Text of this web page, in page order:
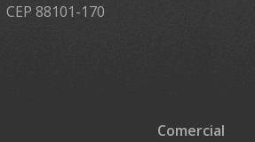
CEP 88101-170
Comercial